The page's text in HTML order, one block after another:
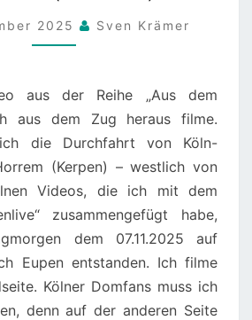
VON
KÖLN-
NACH
HORREM
(KERPEN)
2025 Sven Krämer
aus der Reihe „Aus dem
aus dem Zug heraus filme.
die Durchfahrt von Köln-
(Kerpen) – westlich von
Videos, die ich mit dem
zusammengefügt habe,
dem 07.11.2025 auf
Eupen entstanden. Ich filme
Kölner Domfans muss ich
denn auf der anderen Seite